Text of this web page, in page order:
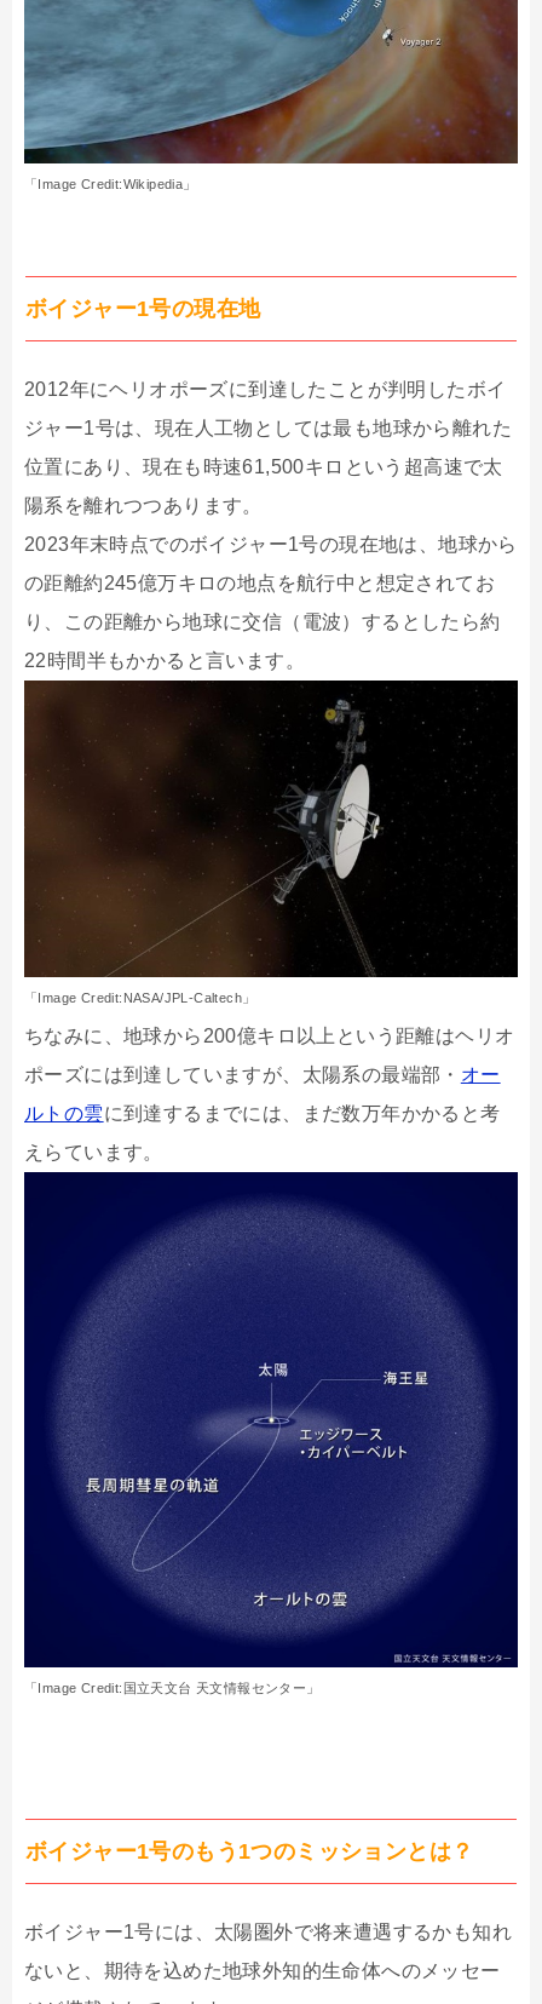
「Image Credit:Wikipedia」
ボイジャー1号の現在地
2012年にヘリオポーズに到達したことが判明したボイ
ジャー1号は、現在人工物としては最も地球から離れた
位置にあり、現在も時速61,500キロという超高速で太
陽系を離れつつあります。
2023年末時点でのボイジャー1号の現在地は、地球から
の距離約245億万キロの地点を航行中と想定されてお
り、この距離から地球に交信（電波）するとしたら約
22時間半もかかると言います。
「Image Credit:NASA/JPL-Caltech」
ちなみに、地球から200億キロ以上という距離はヘリオ
ポーズには到達していますが、太陽系の最端部・ オー
ルトの雲に到達するまでには、まだ数万年かかると考
えらています。
「Image Credit:国立天文台 天文情報センター」
ボイジャー1号のもう1つのミッションとは？
ボイジャー1号には、太陽圏外で将来遭遇するかも知れ
ないと、期待を込めた地球外知的生命体へのメッセー